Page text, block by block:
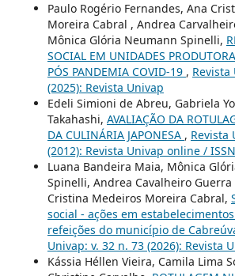
Paulo Rogério Fernandes, Ana
Moreira Cabral , Andrea
Mônica Glória Neumann Spinelli,
SOCIAL EM UNIDADES
PÓS PANDEMIA COVID-19 , Revista
(2025): Revista Univap
Edeli Simioni de Abreu, Gabriela
Takahashi, AVALIAÇÃO DA
DA CULINÁRIA JAPONESA , Revista
(2012): Revista Univap online /
Luana Bandeira Maia, Mônica
Spinelli, Andrea Cavalheiro Guerra
Cristina Medeiros Moreira Cabral,
social - ações em
refeições do município de
Univap: v. 32 n. 73 (2026): Revista
Kássia Héllen Vieira, Camila Lima